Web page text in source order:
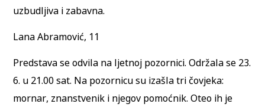
uzbudljiva i zabavna.
Lana Abramović, 11
Predstava se odvila na ljetnoj pozornici. Održala se 23.
6. u 21.00 sat. Na pozornicu su izašla tri čovjeka:
mornar, znanstvenik i njegov pomoćnik. Oteo ih je